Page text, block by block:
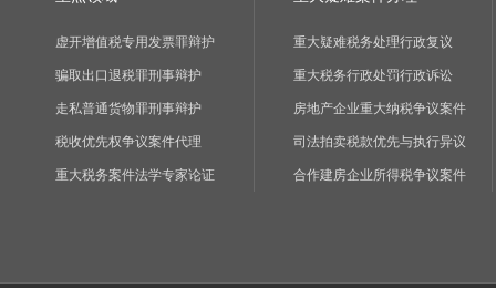
虚开增值税专用发票罪辩护
骗取出口退税罪刑事辩护
走私普通货物罪刑事辩护
税收优先权争议案件代理
重大税务案件法学专家论证
重大疑难税务处理行政复议
重大税务行政处罚行政诉讼
房地产企业重大纳税争议案件
司法拍卖税款优先与执行异议
合作建房企业所得税争议案件